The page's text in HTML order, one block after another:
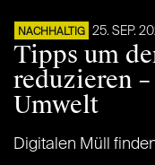
NACHHALTIG 25. SEP.
Tipps um
reduzieren
Umwelt
Digitalen Müll